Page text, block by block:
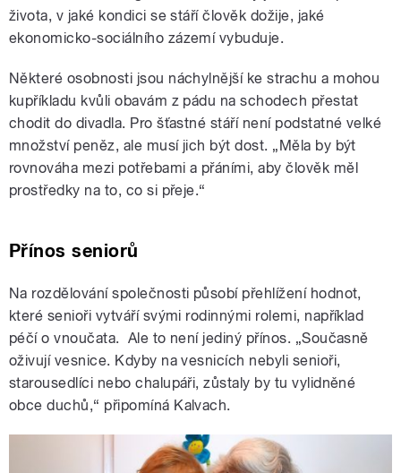
života, v jaké kondici se stáří člověk dožije, jaké
ekonomicko-sociálního zázemí vybuduje.
Některé osobnosti jsou náchylnější ke strachu a mohou
kupříkladu kvůli obavám z pádu na schodech přestat
chodit do divadla. Pro šťastné stáří není podstatné velké
množství peněz, ale musí jich být dost. „Měla by být
rovnováha mezi potřebami a přáními, aby člověk měl
prostředky na to, co si přeje.“
Přínos seniorů
Na rozdělování společnosti působí přehlížení hodnot,
které senioři vytváří svými rodinnými rolemi, například
péčí o vnoučata. Ale to není jediný přínos. „Současně
oživují vesnice. Kdyby na vesnicích nebyli senioři,
starousedlíci nebo chalupáři, zůstaly by tu vylidněné
obce duchů,“ připomíná Kalvach.